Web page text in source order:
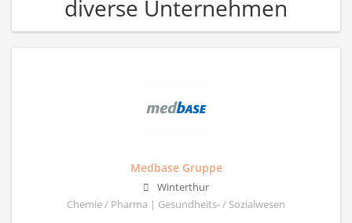
diverse Unternehmen
Medbase Gruppe
Winterthur
Chemie / Pharma | Gesundheits- / Sozialwesen